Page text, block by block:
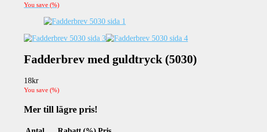
You save (%)
Fadderbrev med guldtryck (5030)
18kr
You save (%)
Mer till lägre pris!